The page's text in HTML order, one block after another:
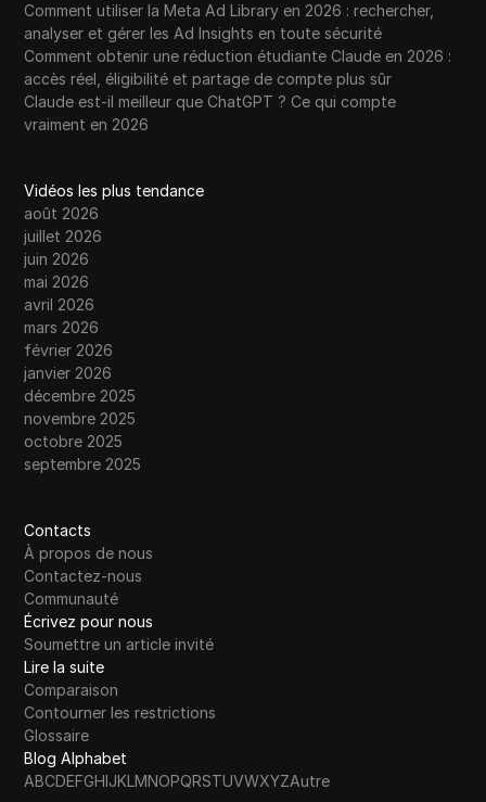
Comment utiliser la Meta Ad Library en 2026 : rechercher,
analyser et gérer les Ad Insights en toute sécurité
Comment obtenir une réduction étudiante Claude en 2026 :
accès réel, éligibilité et partage de compte plus sûr
Claude est-il meilleur que ChatGPT ? Ce qui compte
vraiment en 2026
Vidéos les plus tendance
août 2026
juillet 2026
juin 2026
mai 2026
avril 2026
mars 2026
février 2026
janvier 2026
décembre 2025
novembre 2025
octobre 2025
septembre 2025
Contacts
À propos de nous
Contactez-nous
Communauté
Écrivez pour nous
Soumettre un article invité
Lire la suite
Comparaison
Contourner les restrictions
Glossaire
Blog Alphabet
ABCDEFGHIJKLMNOPQRSTUVWXYZAutre